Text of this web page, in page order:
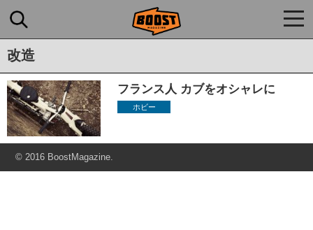
改造
フランス人 カブをオシャレに
ホビー
© 2016 BoostMagazine.